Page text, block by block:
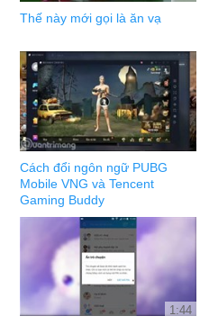
Thế này mới gọi là ăn vạ
Cách đổi ngôn ngữ PUBG
Mobile VNG và Tencent
Gaming Buddy
1:44